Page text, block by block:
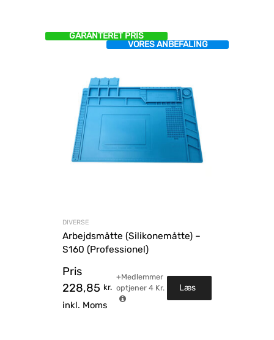
GARANTERET PRIS
VORES ANBEFALING
DIVERSE
Arbejdsmåtte (Silikonemåtte) –
S160 (Professionel)
Pris
228,85 kr.
inkl. Moms
+Medlemmer
optjener4 Kr. Læs